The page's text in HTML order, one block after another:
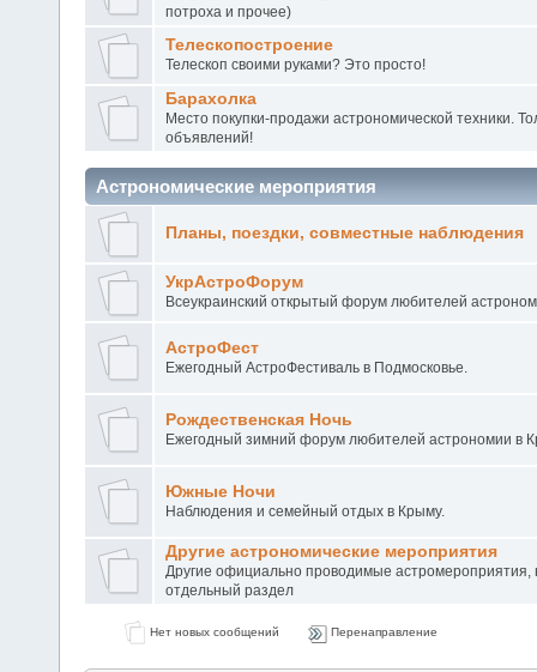
потроха и прочее)
Телескопостроение
Телескоп своими руками? Это просто!
Барахолка
Место покупки-продажи астрономической техники.
объявлений!
Астрономические мероприятия
Планы, поездки, совместные наблюдения
УкрАстроФорум
Всеукраинский открытый форум любителей
АстроФест
Ежегодный АстроФестиваль в Подмосковье.
Рождественская Ночь
Ежегодный зимний форум любителей астрономии в
Южные Ночи
Наблюдения и семейный отдых в Крыму.
Другие астрономические мероприятия
Другие официально проводимые
отдельный раздел
Нет новых сообщений Перенаправление